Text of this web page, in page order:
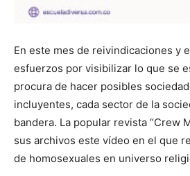
En este mes de reivindicaciones y
esfuerzos por visibilizar lo que se
procura de hacer posibles
incluyentes, cada sector de la
bandera. La popular revista “Crew
sus archivos este vídeo en el que
de homosexuales en universo